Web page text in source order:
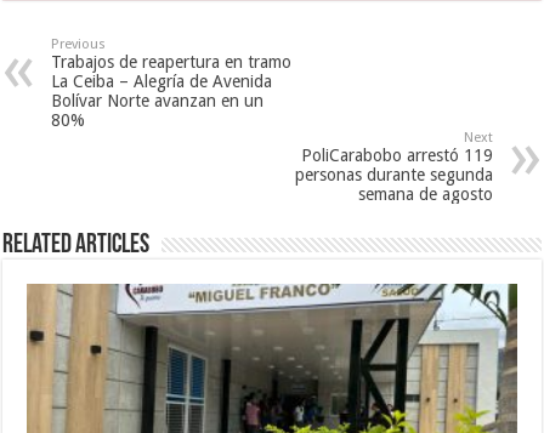
Previous
Trabajos de reapertura en tramo
La Ceiba – Alegría de Avenida
Bolívar Norte avanzan en un
80%
Next
PoliCarabobo arrestó 119
personas durante segunda
semana de agosto
Related Articles